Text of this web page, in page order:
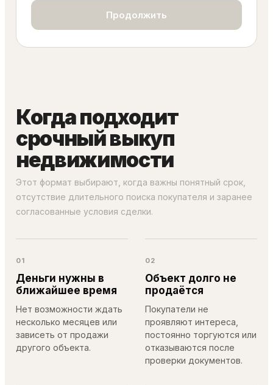
Продолжить
Когда подходит
срочный выкуп
недвижимости
Этот формат выбирают, когда важны понятный срок,
отсутствие длительного поиска покупателя и заранее
согласованные условия сделки.
01
Деньги нужны в
ближайшее время
Нет возможности ждать
несколько месяцев или
зависеть от продажи
другого объекта.
02
Объект долго не
продаётся
Покупатели не
проявляют интереса,
постоянно торгуются или
отказываются после
проверки документов.